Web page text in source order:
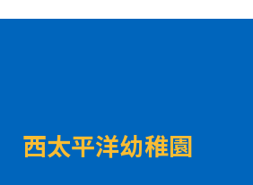
西太平洋幼稚園